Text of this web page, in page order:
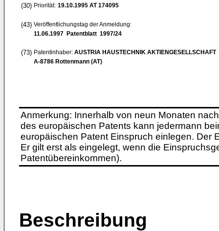
(30) Priorität: 19.10.1995 AT 174095
(43) Veröffentlichungstag der Anmeldung:
11.06.1997 Patentblatt 1997/24
(73) Patentinhaber: AUSTRIA HAUSTECHNIK AKTIENGESELLSCHAFT
A-8786 Rottenmann (AT)
Anmerkung: Innerhalb von neun Monaten
des europäischen Patents kann jedermann
europäischen Patent Einspruch einlegen. Der
Er gilt erst als eingelegt, wenn die
Patentübereinkommen).
Beschreibung